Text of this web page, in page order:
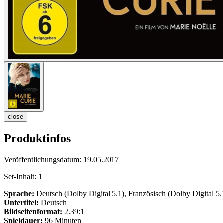
close
Produktinfos
Veröffentlichungsdatum: 19.05.2017
Set-Inhalt: 1
Sprache: Deutsch (Dolby Digital 5.1), Französisch (Dolby Digital
Untertitel: Deutsch
Bildseitenformat: 2.39:1
Spieldauer: 96 Minuten